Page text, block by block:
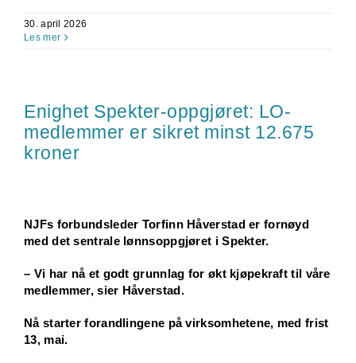
30. april 2026
Les mer
Enighet Spekter-oppgjøret: LO-
medlemmer er sikret minst 12.675
kroner
NJFs forbundsleder Torfinn Håverstad er fornøyd
med det sentrale lønnsoppgjøret i Spekter.
– Vi har nå et godt grunnlag for økt kjøpekraft til våre
medlemmer, sier Håverstad.
Nå starter forandlingene på virksomhetene, med frist
13, mai.